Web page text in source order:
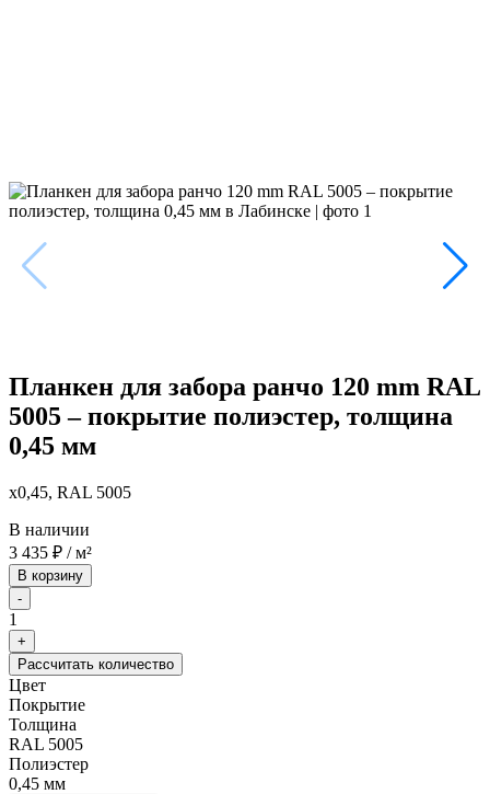
Планкен для забора ранчо 120 mm RAL
5005 – покрытие полиэстер, толщина
0,45 мм
x0,45, RAL 5005
В наличии
3 435 ₽ / м²
В корзину
-
1
+
Рассчитать количество
Цвет
Покрытие
Толщина
RAL 5005
Полиэстер
0,45 мм